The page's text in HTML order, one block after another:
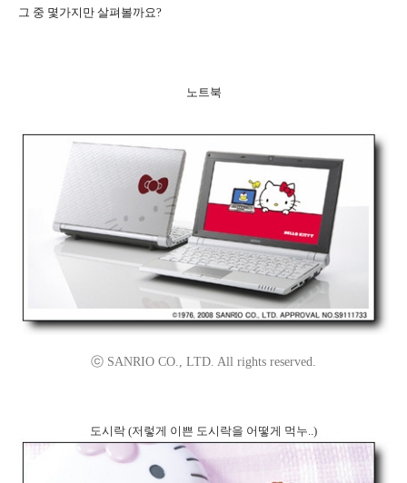
그 중 몇가지만 살펴볼까요?
노트북
ⓒ SANRIO CO., LTD. All rights reserved.
도시락 (저렇게 이쁜 도시락을 어떻게 먹누..)